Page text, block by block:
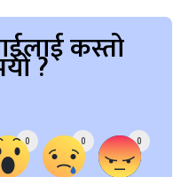
कस्तो
?
0 0 0